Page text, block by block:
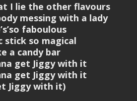
I lie the other flavours
messing with a lady
faboulous
stick so magical
a candy bar
get Jiggy with it
get Jiggy with it
Jiggy with it)